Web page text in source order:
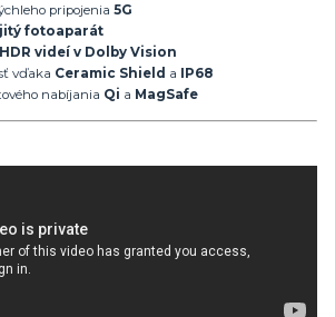
pripojenia 5G
fotoaparát
videí v Dolby Vision
vďaka Ceramic Shield a IP68
nabíjania Qi a MagSafe